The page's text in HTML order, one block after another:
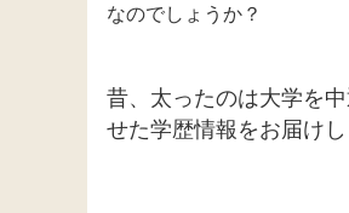
なのでしょうか？
昔、太ったのは大学を
せた学歴情報をお届けし